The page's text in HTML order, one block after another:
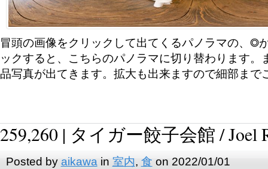
冒頭の画像をクリックして出てくるパノラマの、◎
ックすると、こちらのパノラマに切り替わります。
品写真が出てきます。拡大も出来ますので細部まで
259,260 | タイガー餃子会館 / Joel
Posted by aikawain 室内, 食 on 2022/01/01